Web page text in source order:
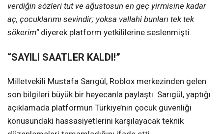
verdiğin sözleri tut ve ağustosun en geç yirmisine kadar
aç, çocuklarımı sevindir; yoksa vallahi bunları tek tek
sökerim”diyerek platform yetkililerine seslenmişti.
“SAYILI SAATLER KALDI!”
Milletvekili Mustafa Sarıgül, Roblox merkezinden gelen
son bilgileri büyük bir heyecanla paylaştı. Sarıgül, yaptığı
açıklamada platformun Türkiye’nin çocuk güvenliği
konusundaki hassasiyetlerini karşılayacak teknik